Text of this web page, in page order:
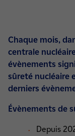
Chaque mois,
centrale
évènements
sûreté nucléaire
derniers
Évènements de
Depuis